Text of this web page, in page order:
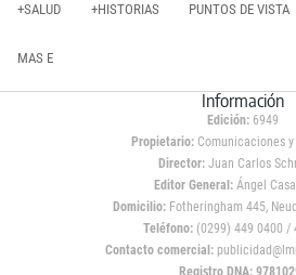
+SALUD +HISTORIAS PUNTOS DE VISTA
MAS E
Información
Edición: 6949
Propietario:Comunicaciones y
Director: Juan Carlos
Editor General:Ángel
Domicilio:Fotheringham 445,
Teléfono: (0299) 449 0400 /
Contacto comercial:
Registro DNA: